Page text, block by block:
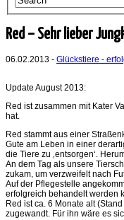
Red – Sehr lieber
06.02.2013 - Glückstiere -
Update August 2013:
Red ist zusammen mit Kater
hat.
Red stammt aus einer
Gute am Leben in einer
die Tiere zu ‚entsorgen‘.
An dem Tag als unsere
zukam, um verzweifelt nach
Auf der Pflegestelle
erfolgreich behandelt werden
Red ist ca. 6 Monate alt
zugewandt. Für ihn wäre es